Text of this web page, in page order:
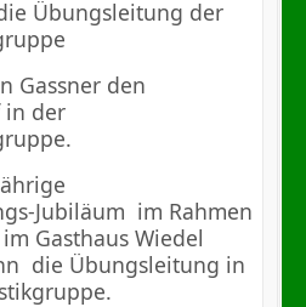
Übungsleitung der
Gassner den
in der
Jubiläum im Rahmen
Gasthaus Wiedel
die Übungsleitung in